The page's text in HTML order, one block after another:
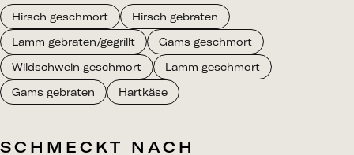
Hirsch geschmort
Hirsch gebraten
Lamm gebraten/gegrillt
Gams geschmort
Wildschwein geschmort
Lamm geschmort
Gams gebraten
Hartkäse
SCHMECKT NACH